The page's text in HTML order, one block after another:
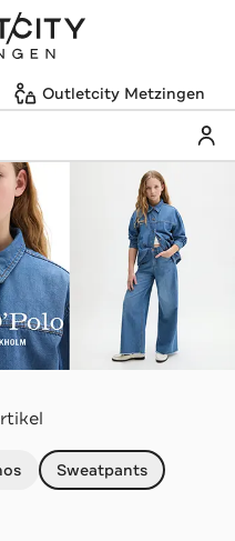
Outletcity Metzingen
Sweatpants